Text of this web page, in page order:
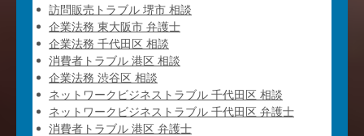
訪問販売トラブル 堺市 相談
企業法務 東大阪市 弁護士
企業法務 千代田区 相談
消費者トラブル 港区 相談
企業法務 渋谷区 相談
ネットワークビジネストラブル 千代田区 相談
ネットワークビジネストラブル 千代田区 弁護士
消費者トラブル 港区 弁護士